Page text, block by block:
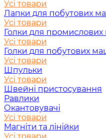
Усі товари
Лапки для побутових
Усі товари
Голки для
Усі товари
Голки для побутових
Усі товари
Шпульки
Усі товари
Швейні пристосування
Равлики
Окантовувачі
Усі товари
Магніти та лінійки